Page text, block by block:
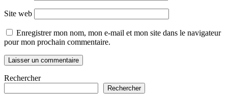
Site web
Enregistrer mon nom, mon e-mail et mon site dans le navigateur
pour mon prochain commentaire.
Rechercher
Rechercher